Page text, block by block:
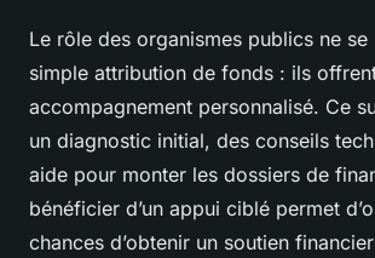
Le rôle des organismes publics ne se
simple attribution de fonds : ils
accompagnement personnalisé. Ce
un diagnostic initial, des conseils
aide pour monter les dossiers de
bénéficier d’un appui ciblé permet
chances d’obtenir un soutien